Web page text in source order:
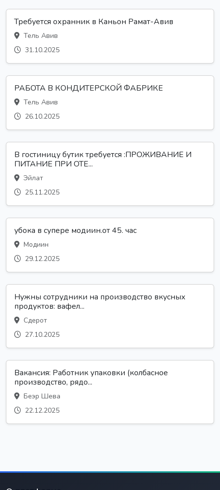
Требуется охранник в Каньон Рамат-Авив
Тель Авив
31.10.2025
РАБОТА В КОНДИТЕРСКОЙ ФАБРИКЕ
Тель Авив
26.10.2025
В гостиницу бутик требуется :ПРОЖИВАНИЕ И
ПИТАНИЕ ПРИ ОТЕ...
Эйлат
25.11.2025
убока в супере модиин.от 45. час
Модиин
29.12.2025
Нужны сотрудники на производство вкусных
продуктов: вафел...
Сдерот
27.10.2025
Вакансия: Работник упаковки (колбасное
производство, рядо...
Беэр Шева
22.12.2025